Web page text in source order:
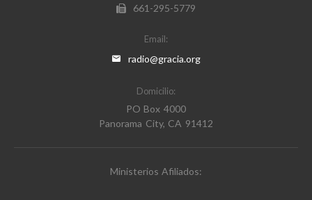
661-295-5779
Email:
radio@gracia.org
Domicilio:
PO Box 4000
Panorama City, CA 91412
Ministerios Afiliados: